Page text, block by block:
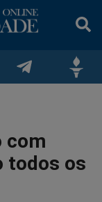
no
com
todos os